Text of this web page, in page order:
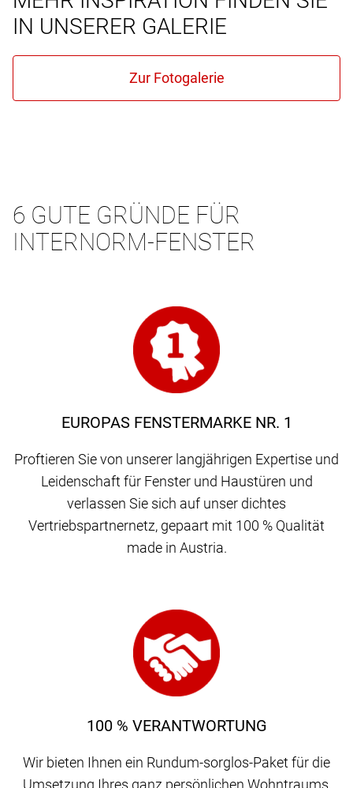
IN UNSERER GALERIE
6 GUTE GRÜNDE FÜR
INTERNORM-FENSTER
EUROPAS FENSTERMARKE NR. 1
Proftieren Sie von unserer langjährigen Expertise und
Leidenschaft für Fenster und Haustüren und
verlassen Sie sich auf unser dichtes
Vertriebspartnernetz, gepaart mit 100 % Qualität
made in Austria.
100 % VERANTWORTUNG
Wir bieten Ihnen ein Rundum-sorglos-Paket für die
Umsetzung Ihres ganz persönlichen Wohntraums,